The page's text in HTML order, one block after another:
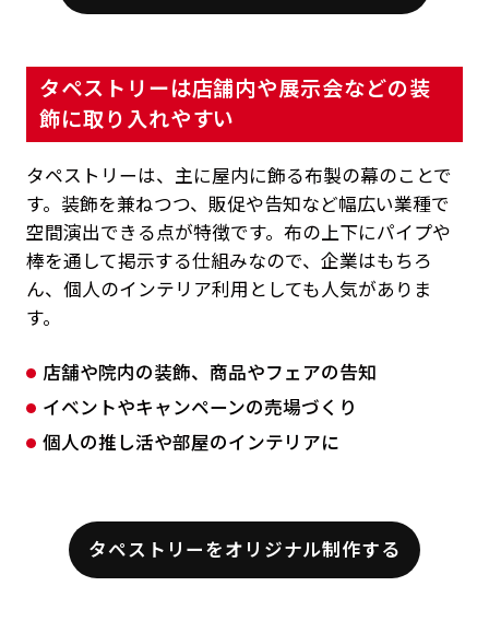
タペストリーは店舗内や展示会などの装
飾に取り入れやすい
タペストリーは、主に屋内に飾る布製の幕のことで
す。装飾を兼ねつつ、販促や告知など幅広い業種で
空間演出できる点が特徴です。布の上下にパイプや
棒を通して掲示する仕組みなので、企業はもちろ
ん、個人のインテリア利用としても人気がありま
す。
店舗や院内の装飾、商品やフェアの告知
イベントやキャンペーンの売場づくり
個人の推し活や部屋のインテリアに
タペストリーをオリジナル制作する